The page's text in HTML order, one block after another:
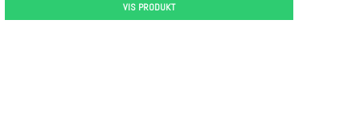
VIS PRODUKT